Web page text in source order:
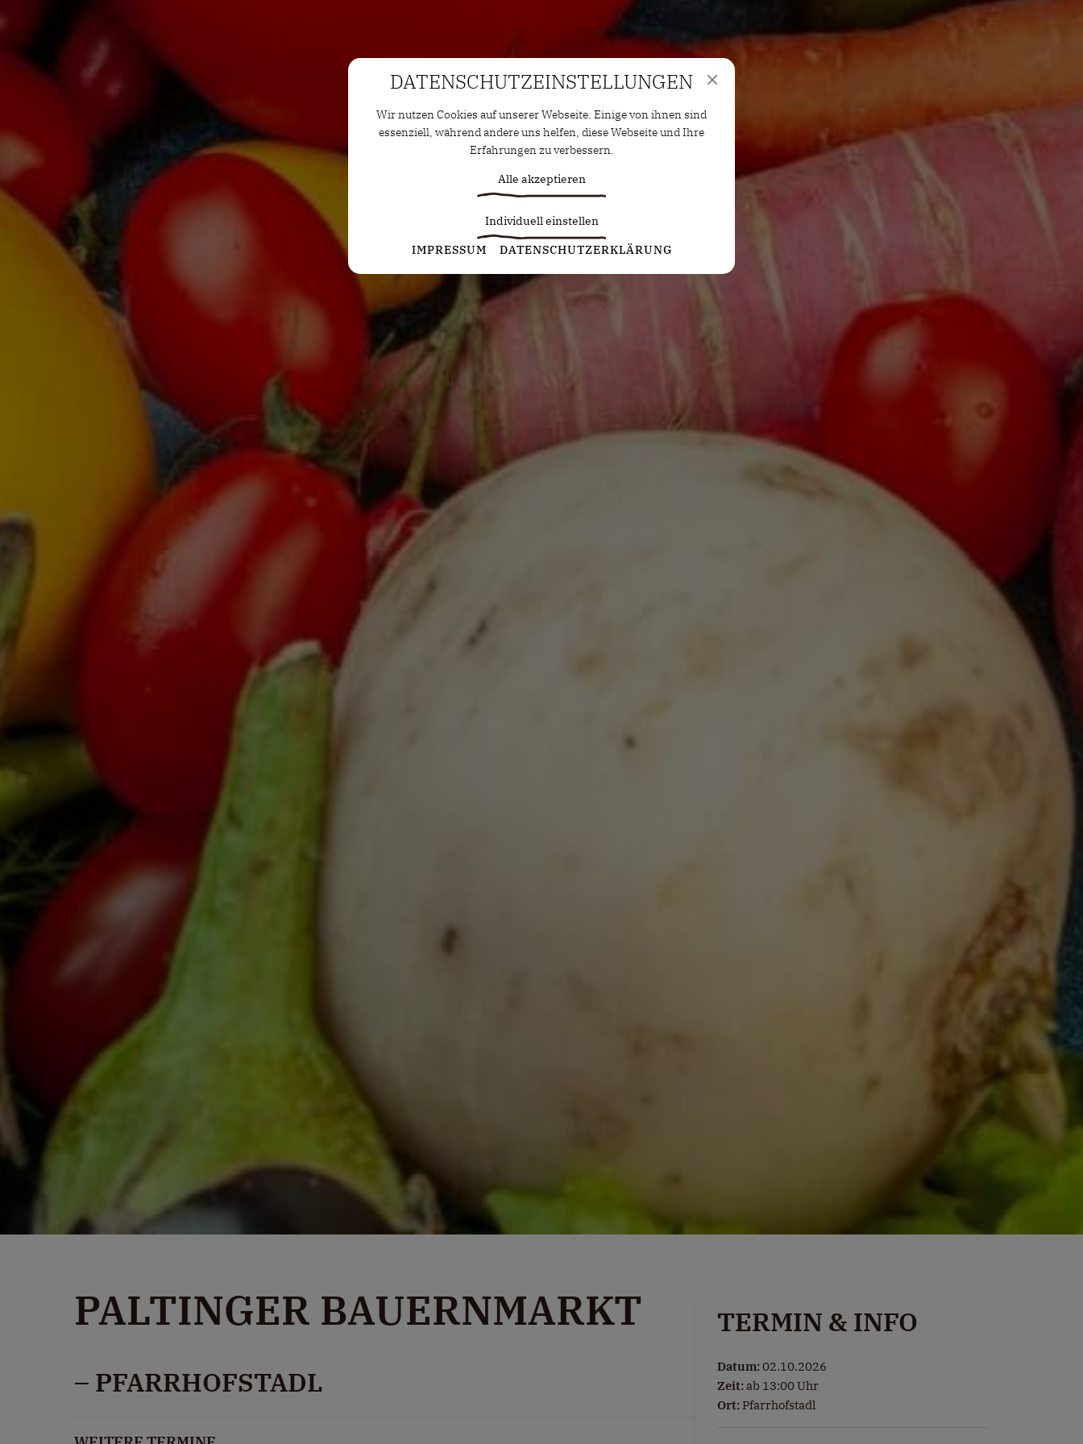
PALTINGER BAUERNMARKT
– PFARRHOFSTADL
TERMIN & INFO
Datum:02.10.2026
Zeit: ab 13:00 Uhr
Ort: Pfarrhofstadl
DATENSCHUTZ­EINSTELLUNGEN
Wir nutzen Cookies auf unserer Webseite. Einige von ihnen sind
essenziell, während andere uns helfen, diese Webseite und Ihre
Erfahrungen zu verbessern.
Alle akzeptieren
Individuell einstellen
Statistiken
Diese Cookies erfassen anonyme Statistiken. Diese
Informationen helfen uns zu verstehen, wie wir unsere Website
noch weiter optimieren können.
Google Analytics
Marketing
verwendet, um personalisierte Werbung anzuzeigen. Sie tun
dies, indem sie Besucher über Websites hinweg verfolgen.
Google Tag Manager
Externe Medien
Wenn Cookies von externen Medien akzeptiert werden, bedarf
der Zugriff auf externe Inhalte keiner manuellen Zustimmung
mehr.
IMPRESSUM DATENSCHUTZERKLÄRUNG